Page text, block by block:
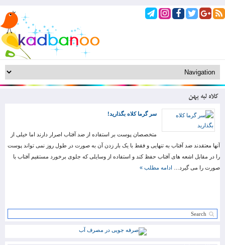
کلاه لبه پهن
سر گرما کلاه بگذارید!
متخصصان پوست بر استفاده از ضد آفتاب اصرار دارند اما خیلی از
آنها معتقدند ضد آفتاب به تنهایی و فقط با یک بار زدن آن به صورت در طول روز نمی تواند پوست
را در مقابل اشعه های آفتاب حفظ کند و استفاده از وسایلی که جلوی برخورد مستقیم آفتاب با
صورت را می گیرد… ادامه مطلب »